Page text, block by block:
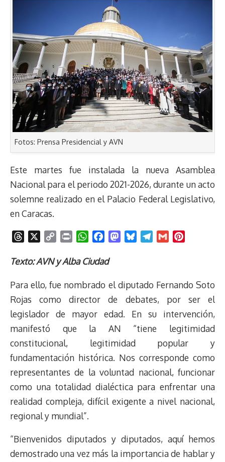
Fotos: Prensa Presidencial y AVN
Este martes fue instalada la nueva Asamblea
Nacional para el periodo 2021-2026, durante un acto
solemne realizado en el Palacio Federal Legislativo,
en Caracas.
r
a
d
p
L
i
n
k
i
t
W
a
s
A
p
c
b
o
k
M
o
o
n
s
k
g
r
m
l
e
s
t
Texto: AVN y Alba Ciudad
Para ello, fue nombrado el diputado Fernando Soto
Rojas como director de debates, por ser el
legislador de mayor edad. En su intervención,
manifestó que la AN “tiene legitimidad
constitucional, legitimidad popular y
fundamentación histórica. Nos corresponde como
representantes de la voluntad nacional, funcionar
como una totalidad dialéctica para enfrentar una
realidad compleja, difícil exigente a nivel nacional,
regional y mundial”.
“Bienvenidos diputados y diputados, aquí hemos
demostrado una vez más la importancia de hablar y